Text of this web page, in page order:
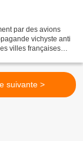
par des avions
vichyste anti
villes françaises
suivante >